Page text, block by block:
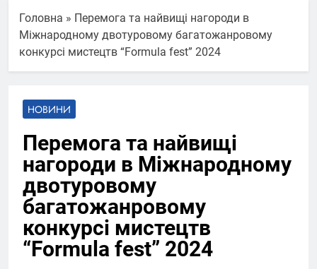
Головна » Перемога та найвищі нагороди в
Міжнародному двотуровому багатожанровому
конкурсі мистецтв “Formula fest” 2024
НОВИНИ
Перемога та найвищі
нагороди в Міжнародному
двотуровому
багатожанровому
конкурсі мистецтв
“Formula fest” 2024